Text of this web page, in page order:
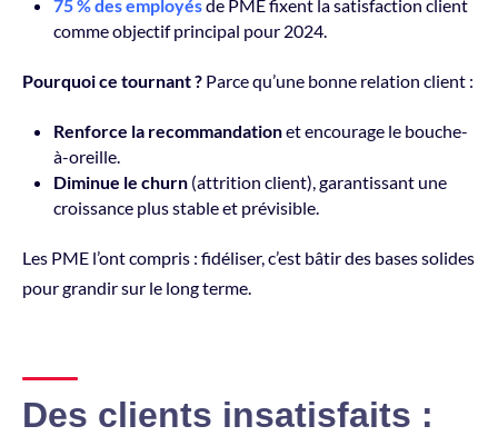
75 % des employésde PME fixent la satisfaction client
comme objectif principal pour 2024.
Pourquoi ce tournant ? Parce qu’une bonne relation client :
Renforce la recommandationet encourage le bouche-
à-oreille.
Diminue le churn (attrition client), garantissant une
croissance plus stable et prévisible.
Les PME l’ont compris : fidéliser, c’est bâtir des bases solides
pour grandir sur le long terme.
Des clients insatisfaits :